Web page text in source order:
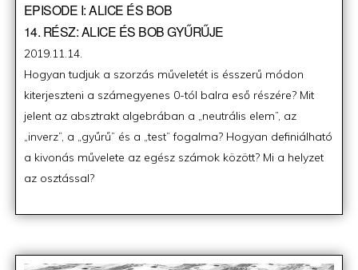
EPISODE I: ALICE ÉS BOB
14. RÉSZ: ALICE ÉS BOB GYŰRŰJE
Posted
on
2019.11.14.
Hogyan tudjuk a szorzás műveletét is ésszerű módon
kiterjeszteni a számegyenes 0-tól balra eső részére? Mit
jelent az absztrakt algebrában a „neutrális elem”, az
„inverz”, a „gyűrű” és a „test” fogalma? Hogyan definiálható
a kivonás művelete az egész számok között? Mi a helyzet
az osztással?